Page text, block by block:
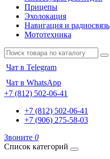
Прицепы
Эхолокация
Навигация и радиосвязь
Мототехника
Чат в Telegram
Чат в WhatsApp
+7 (812) 502-06-41
+7 (812) 502-06-41
+7 (906) 275-58-03
Звоните 0
Список категорий